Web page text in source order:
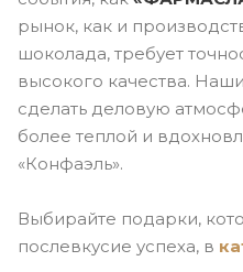
рынок, как и
шоколада, требует
высокого качества.
сделать деловую
более теплой и
«Конфаэль».
Выбирайте подарки,
послевкусие успеха, в